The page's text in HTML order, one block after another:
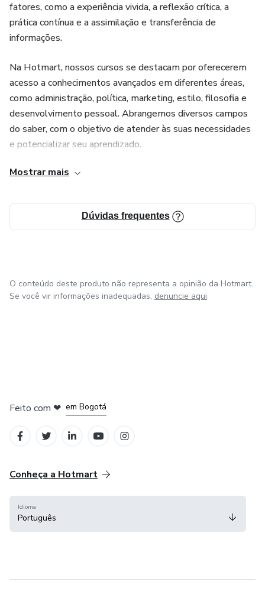
fatores, como a experiência vivida, a reflexão crítica, a
prática contínua e a assimilação e transferência de
informações.
Na Hotmart, nossos cursos se destacam por oferecerem
acesso a conhecimentos avançados em diferentes áreas,
como administração, política, marketing, estilo, filosofia e
desenvolvimento pessoal. Abrangemos diversos campos
do saber, com o objetivo de atender às suas necessidades
e potencializar seu aprendizado.
Apoio:
CAESC Cursos Administrativos Educacionais Santa
Mostrar mais
Dúvidas frequentes
O conteúdo deste produto não representa a opinião da Hotmart.
Se você vir informações inadequadas, denuncie aqui
Feito com ❤ em Bogotá
Conheça a Hotmart
Idioma
Português